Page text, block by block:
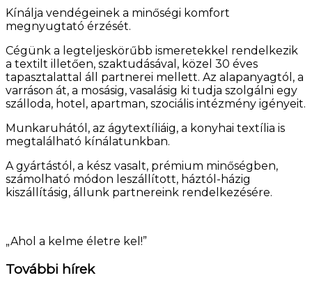
Kínálja vendégeinek a minőségi komfort
megnyugtató érzését.
Cégünk a legteljeskörűbb ismeretekkel rendelkezik
a textilt illetően, szaktudásával, közel 30 éves
tapasztalattal áll partnerei mellett. Az alapanyagtól, a
varráson át, a mosásig, vasalásig ki tudja szolgálni egy
szálloda, hotel, apartman, szociális intézmény igényeit.
Munkaruhától, az ágytextíliáig, a konyhai textília is
megtalálható kínálatunkban.
A gyártástól, a kész vasalt, prémium minőségben,
számolható módon leszállított, háztól-házig
kiszállításig, állunk partnereink rendelkezésére.
„Ahol a kelme életre kel!”
További hírek